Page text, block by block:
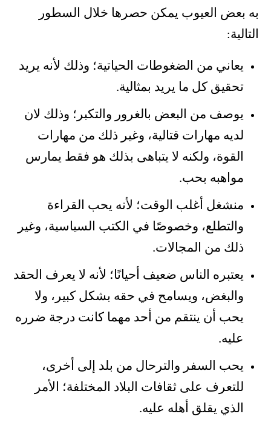
به بعض العيوب يمكن حصرها خلال السطور
التالية:
يعاني من الضغوطات الحياتية؛ وذلك لأنه يريد
تحقيق كل ما يريد بمثالية.
يوصف من البعض بالغرور والتكبر؛ وذلك لان
لديه مهارات قتالية، وغير ذلك من مهارات
القوة، ولكنه لا يتباهى بذلك هو فقط يمارس
مواهبه بحب.
منشغل أغلب الوقت؛ لأنه يحب القراءة
والتطلع، وخصوصًا في الكتب السياسية، وغير
ذلك من المجالات.
يعتبره الناس ضعيف أحيانًا؛ لأنه لا يعرف الحقد
والبغض، ويسامح في حقه بشكل كبير، ولا
يحب أن ينتقم من أحد مهما كانت درجة ضرره
عليه.
يحب السفر والترحال من بلد إلى أخرى،
للتعرف على ثقافات البلاد المختلفة؛ الأمر
الذي يقلق أهله عليه.